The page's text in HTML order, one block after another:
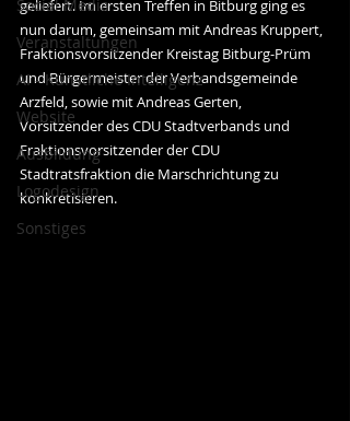
Social Media
Veranstaltungen
AI - Künstliche Intelligenz
Website
Ausbildung
Logodesign
Sonstiges
geliefert. Im ersten Treffen in Bitburg ging es
nun darum, gemeinsam mit Andreas Kruppert,
Fraktionsvorsitzender Kreistag Bitburg-Prüm
und Bürgermeister der Verbandsgemeinde
Arzfeld, sowie mit Andreas Gerten,
Vorsitzender des CDU Stadtverbands und
Fraktionsvorsitzender der CDU
Stadtratsfraktion die Marschrichtung zu
konkretisieren.